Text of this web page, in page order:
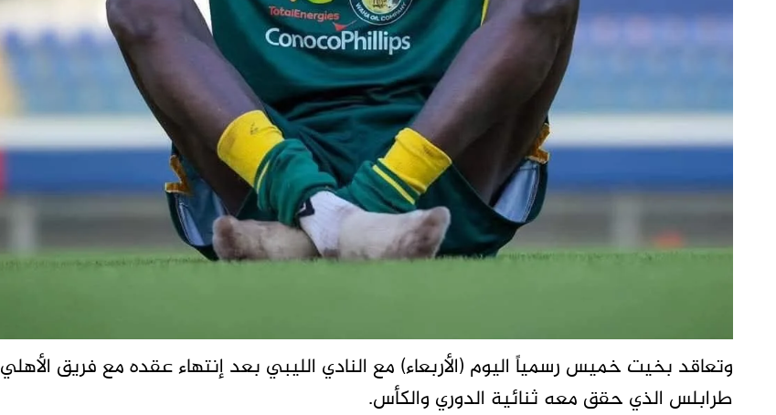
وتعاقد بخيت خميس رسمياً اليوم (الأربعاء) مع النادي الليبي بعد إنتهاء عقده مع فريق الأهلي
طرابلس الذي حقق معه ثنائية الدوري والكأس.